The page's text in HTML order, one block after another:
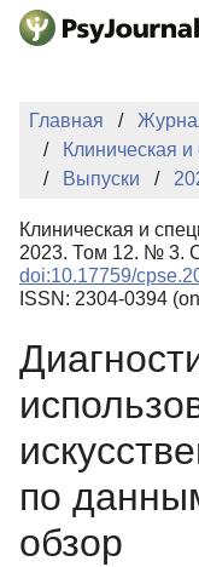
Перейти к основному
Главная
Клиническая
Выпуски
Клиническая и
2023. Том 12. № 3.
doi:10.17759/
ISSN: 2304-0394
по
обзор